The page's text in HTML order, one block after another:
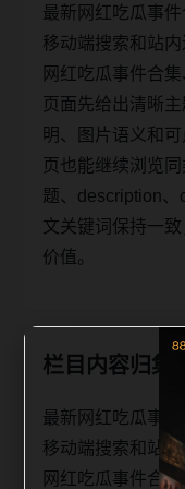
最新网红吃瓜事
移动端搜索和站
网红吃瓜事件合
页面先给出清晰
明、图片语义和
页也能继续浏览
题、description
文关键词保持一
价值。
栏目内容归集
最新网红吃瓜事
移动端搜索和站
网红吃瓜事件合